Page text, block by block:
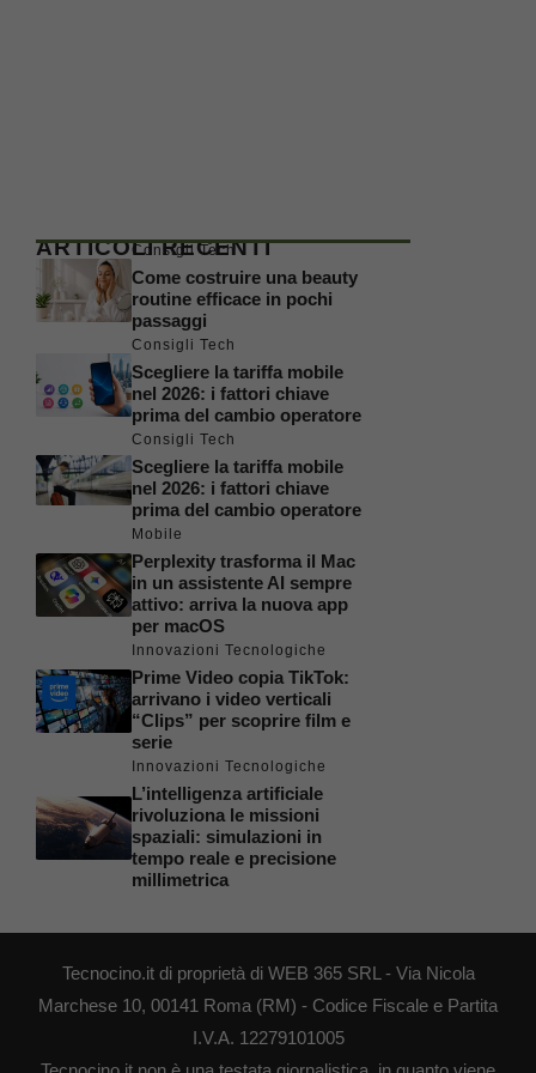
ARTICOLI RECENTI
Consigli Tech
Come costruire una beauty
routine efficace in pochi
passaggi
Consigli Tech
Scegliere la tariffa mobile
nel 2026: i fattori chiave
prima del cambio operatore
Consigli Tech
Scegliere la tariffa mobile
nel 2026: i fattori chiave
prima del cambio operatore
Mobile
Perplexity trasforma il Mac
in un assistente AI sempre
attivo: arriva la nuova app
per macOS
Innovazioni Tecnologiche
Prime Video copia TikTok:
arrivano i video verticali
“Clips” per scoprire film e
serie
Innovazioni Tecnologiche
L’intelligenza artificiale
rivoluziona le missioni
spaziali: simulazioni in
tempo reale e precisione
millimetrica
Tecnocino.it di proprietà di WEB 365 SRL - Via Nicola
Marchese 10, 00141 Roma (RM) - Codice Fiscale e Partita
I.V.A. 12279101005